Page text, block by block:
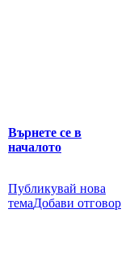
Върнете се в
началото
Публикувай нова
темаДобави отговор